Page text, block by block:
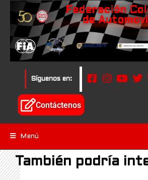
Federación
de
Síguenos en:
Contáctenos
Menú
También podría